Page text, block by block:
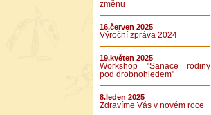
změnu
16.červen 2025
Výroční zpráva 2024
19.květen 2025
Workshop "Sanace rodiny
pod drobnohledem"
8.leden 2025
Zdravíme Vás v novém roce